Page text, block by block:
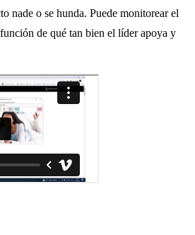
nade o se hunda. Puede monitorear el
de qué tan bien el líder apoya y